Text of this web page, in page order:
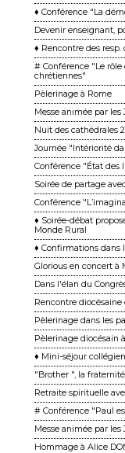
♦ Conférence "La
Devenir enseignant,
♦ Rencontre des
# Conférence "Le
chrétiennes"
Pèlerinage à Rome
Messe animée par les
Nuit des cathédrales
Journée "Intériorité
Conférence "État
Soirée de partage
Conférence
♦ Soirée-débat
Monde Rural
♦ Confirmations dans
Glorious en concert à
Dans l'élan du
Rencontre diocésaine
Pèlerinage dans les
Pèlerinage diocésain
♦ Mini-séjour
"Brother ", la
Retraite spirituelle
# Conférence "Paul
Messe animée par les
Hommage à Alice